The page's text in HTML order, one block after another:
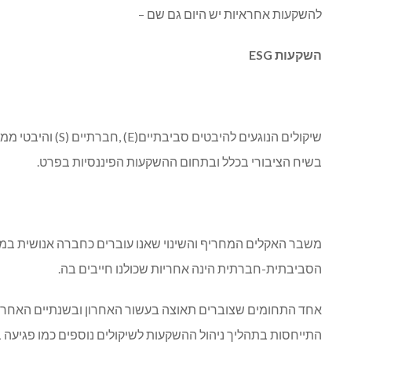
להשקעות אחראיות יש היום גם שם –
השקעות ESG
בשיח הציבורי בכלל ובתחום ההשקעות הפיננסיות בפרט.
משבר האקלים המחריף והשינוי שאנו עוברים כחברה אנושית
הסביבתית-חברתית הינה אחריות שכולנו חייבים בה.
התייחסות בתהליך ניהול ההשקעות לשיקולים נוספים כמו פגיעה